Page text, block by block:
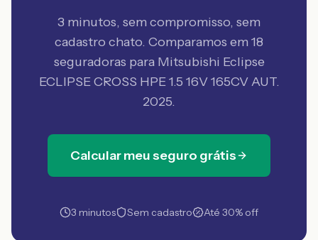
3 minutos, sem compromisso, sem
cadastro chato. Comparamos em 18
seguradoras para Mitsubishi Eclipse
ECLIPSE CROSS HPE 1.5 16V 165CV AUT.
2025.
Calcular meu seguro grátis
3 minutos Sem cadastro Até 30% off